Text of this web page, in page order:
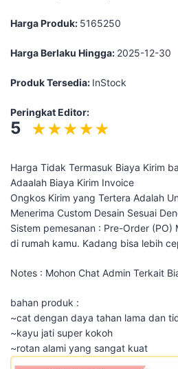
Harga Produk: 5165250
Harga Berlaku Hingga: 2025-12-30
Produk Tersedia: InStock
Peringkat Editor:
5
Harga Tidak Termasuk Biaya Kirim
Adaalah Biaya Kirim Invoice
Ongkos Kirim yang Tertera Adalah
Menerima Custom Desain Sesuai
Sistem pemesanan : Pre-Order
di rumah kamu. Kadang bisa lebih
Notes : Mohon Chat Admin Terkait
bahan produk :
~cat dengan daya tahan lama dan
~kayu jati super kokoh
~rotan alami yang sangat kuat